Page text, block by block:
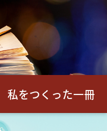
私をつくった一冊